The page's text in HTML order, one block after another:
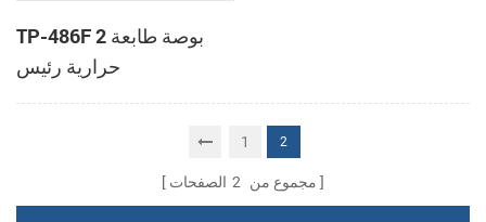
TP-486F 2 بوصة طابعة
حرارية رئيس
1 2
مجموع من 2 الصفحات